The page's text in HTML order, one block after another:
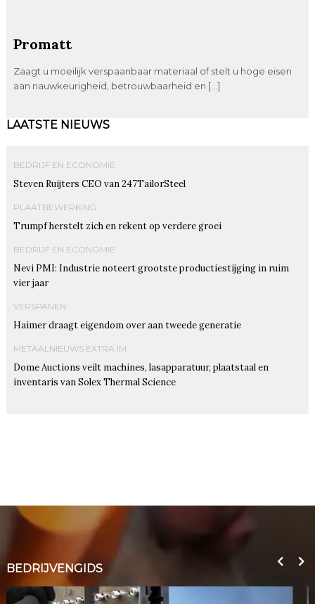
Promatt
Zaagt u moeilijk verspaanbaar materiaal of stelt u hoge eisen
aan nauwkeurigheid, betrouwbaarheid en […]
LAATSTE NIEUWS
BEDRIJF EN ECONOMIE
Steven Ruijters CEO van 247TailorSteel
PLAATBEWERKING
Trumpf herstelt zich en rekent op verdere groei
BEDRIJF EN ECONOMIE
Nevi PMI: Industrie noteert grootste productiestijging in ruim
vier jaar
VERSPANEN
Haimer draagt eigendom over aan tweede generatie
METAALNIEUWS EXTRA IM
Dome Auctions veilt machines, lasapparatuur, plaatstaal en
inventaris van Solex Thermal Science
BEDRIJVENGIDS